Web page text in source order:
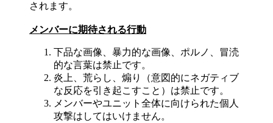
されます。
メンバーに期待される行動
下品な画像、暴力的な画像、ポルノ、冒涜
的な言葉は禁止です。
炎上、荒らし、煽り（意図的にネガティブ
な反応を引き起こすこと）は禁止です。
メンバーやユニット全体に向けられた個人
攻撃はしてはいけません。